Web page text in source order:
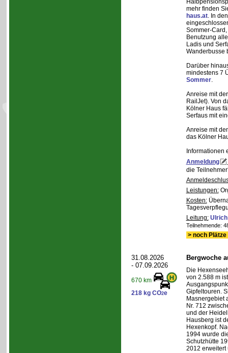
mehr finden
haus.at. In
Sommer-
Benutzung
Ladis und
Wanderbusse
Darüber
mindestens 7
Sommer.
Anreise mit
RailJet). Von
Kölner Haus
Serfaus mit
Anreise mit
das Kölner
Informationen
Anmeldung
die
Leistungen:
Kosten:
Leitung:
Teilnehmende:
> noch
31.08.2026
- 07.09.2026
670 km
218 kg CO2e
Bergwoche
Die
von 2.588 m
Gipfeltouren.
Masnergebiet
Nr. 712
und der
Hausberg ist
Hexenkopf.
1994 wurde
Schutzhütte
2012 erweitert